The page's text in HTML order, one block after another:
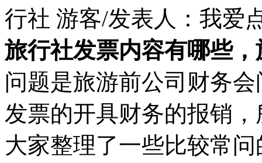
行社 游客/发表人：我爱
旅行社发票内容有哪些
问题是旅游前公司财务
发票的开具财务的报销
大家整理了一些比较常